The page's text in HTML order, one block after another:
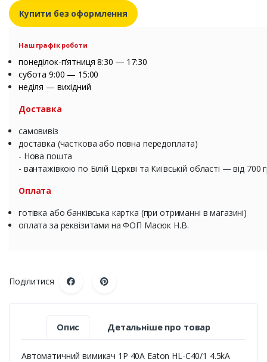
Купити без оформлення
Наш графік роботи
понеділок-п’ятниця 8:30 — 17:30
субота 9:00 — 15:00
неділя — вихідний
Доставка
самовивіз
доставка (часткова або повна передоплата)
- Нова пошта
- вантажівкою по Білій Церкві та Київській області — від 700
Оплата
готівка або банківська картка (при отриманні в магазині)
оплата за реквізитами на ФОП Масюк Н.В.
Поділитися
Опис Детальніше про товар
Автоматичний вимикач 1P 40A Eaton HL-C40/1 4.5kA